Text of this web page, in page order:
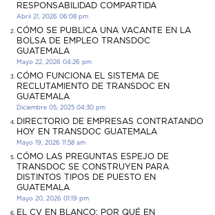
RESPONSABILIDAD COMPARTIDA
Abril 21, 2026 06:08 pm
CÓMO SE PUBLICA UNA VACANTE EN LA
BOLSA DE EMPLEO TRANSDOC
GUATEMALA
Mayo 22, 2026 04:26 pm
CÓMO FUNCIONA EL SISTEMA DE
RECLUTAMIENTO DE TRANSDOC EN
GUATEMALA
Diciembre 05, 2025 04:30 pm
DIRECTORIO DE EMPRESAS CONTRATANDO
HOY EN TRANSDOC GUATEMALA
Mayo 19, 2026 11:58 am
CÓMO LAS PREGUNTAS ESPEJO DE
TRANSDOC SE CONSTRUYEN PARA
DISTINTOS TIPOS DE PUESTO EN
GUATEMALA
Mayo 20, 2026 01:19 pm
EL CV EN BLANCO: POR QUÉ EN